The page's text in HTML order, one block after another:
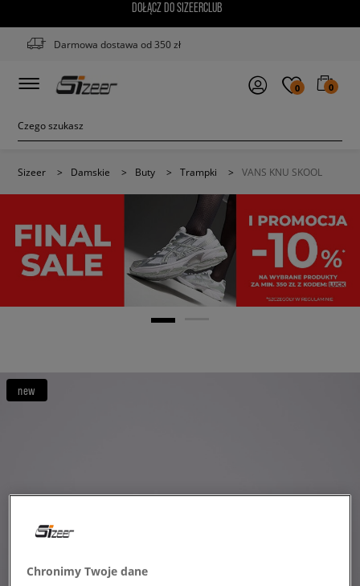
DOŁĄCZ DO SIZEERCLUB
Darmowa dostawa od 350 zł
0 0
Sizeer > Damskie > Buty > Trampki > VANS KNU SKOOL
new
Chronimy Twoje dane